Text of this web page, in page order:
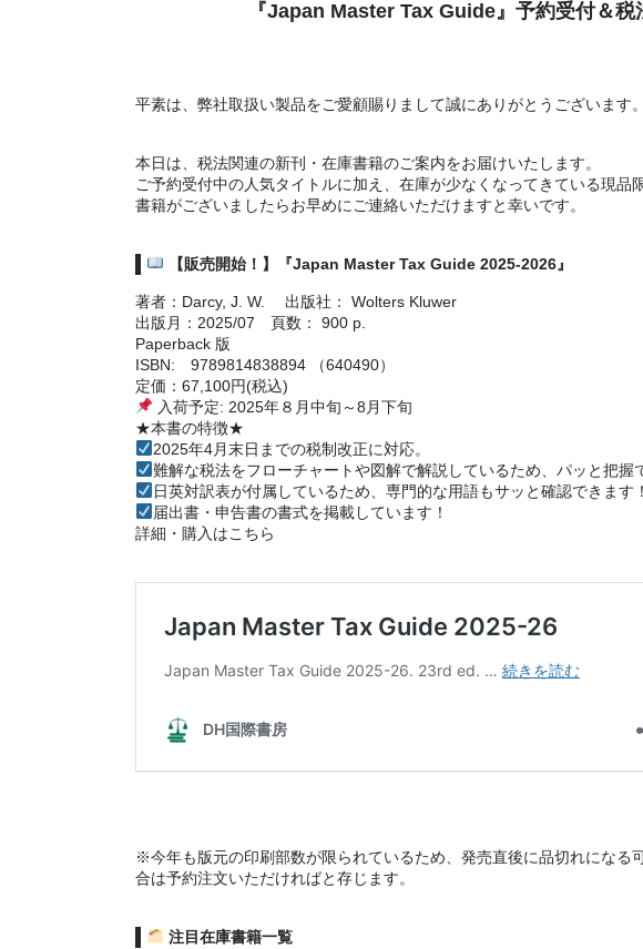
『Japan Master Tax Guide』予約受付＆
平素は、弊社取扱い製品をご愛顧賜りまして誠にありがとうございます。
本日は、税法関連の新刊・在庫書籍のご案内をお届けいたします。
ご予約受付中の人気タイトルに加え、在庫が少なくなってきている現
書籍がございましたらお早めにご連絡いただけますと幸いです。
【販売開始！】『Japan Master Tax Guide 2025-2026』
著者：Darcy, J. W. 出版社： Wolters Kluwer
出版月：2025/07 頁数： 900 p.
Paperback 版
ISBN: 9789814838894 （640490）
定価：67,100円(税込)
入荷予定: 2025年８月中旬～8月下旬
★本書の特徴★
2025年4月末日までの税制改正に対応。
難解な税法をフローチャートや図解で解説しているため、パッと把握
日英対訳表が付属しているため、専門的な用語もサッと確認できます！
届出書・申告書の書式を掲載しています！
詳細・購入はこちら
※今年も版元の印刷部数が限られているため、発売直後に品切れになる
合は予約注文いただければと存じます。
注目在庫書籍一覧